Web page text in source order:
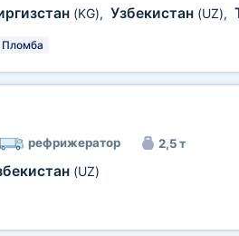
(KG), Узбекистан (UZ),
Пломба
рефрижератор 2,5 т
(UZ)